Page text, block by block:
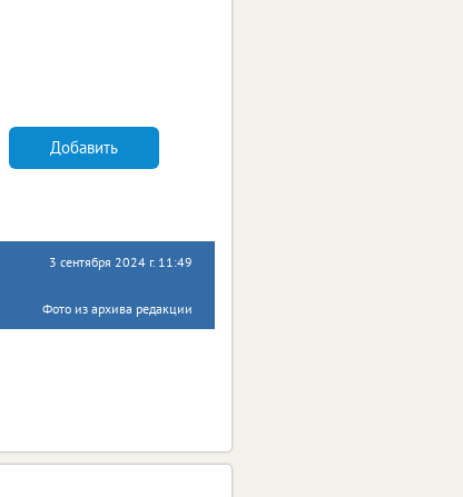
Добавить
3 сентября 2024 г. 11:49
Фото из архива редакции